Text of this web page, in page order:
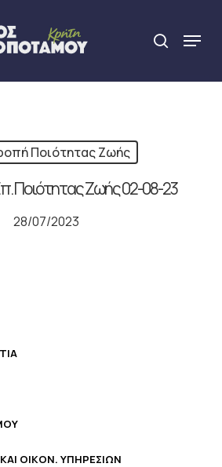
search
Menu
Ποιότητας Ζωής
Ποιότητας Ζωής 02-08-23
28/07/2023
ΟΙΚΟΝ. ΥΠΗΡΕΣΙΩΝ
Close